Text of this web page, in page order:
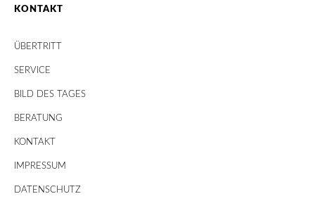
KONTAKT
ÜBERTRITT
SERVICE
BILD DES TAGES
BERATUNG
KONTAKT
IMPRESSUM
DATENSCHUTZ